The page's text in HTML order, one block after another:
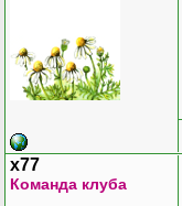
x77
Команда клуба